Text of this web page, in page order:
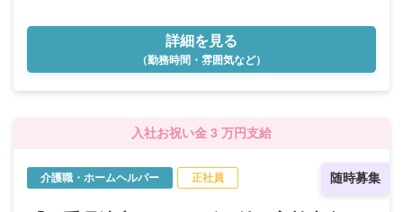
詳細を見る
（勤務時間・雰囲気など）
入社お祝い金 3 万円支給
随時募集
介護職・ホームヘルパー 正社員